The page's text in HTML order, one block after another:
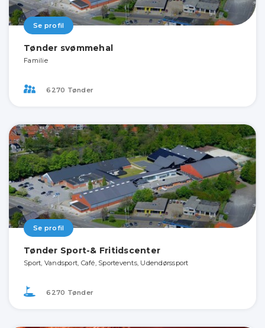
Se profil
Tønder svømmehal
Familie
6270 Tønder
Se profil
Tønder Sport-& Fritidscenter
Sport, Vandsport, Café, Sportevents, Udendørssport
6270 Tønder